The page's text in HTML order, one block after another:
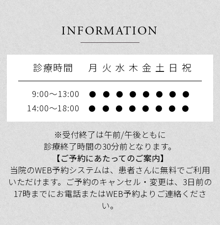
【道路通行止めのお知らせ】工事のため第
３駐車場南側道路が一時通行止めとなりま
す。ご不便をお掛けしますがご理解ご協力
願います。
（通行止め期間）3/27（金）、30（月）、
31（火）、4/3（金）いずれも9：00～17：
00（予定）
2026.03.19
【駐車場周辺道路の通行止め】建設工事に
ともない第３駐車場南側の道路が下記の期
INFORMATION
診療時間 月 火 水 木 金 土 日 祝
9:00～13:00 ● ● ● ● ● ● ● ●
14:00～18:00 ● ● ● ● ● ● ● ●
※受付終了は午前/午後ともに
診療終了時間の30分前となります。
【ご予約にあたってのご案内】
当院のWEB予約システムは、患者さんに無料でご利用
いただけます。ご予約のキャンセル・変更は、3日前の
17時までにお電話またはWEB予約よりご連絡くださ
い。